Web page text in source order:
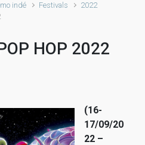
indé Festivals
2022
HOP 2022
(16-
17/09/20
22 –